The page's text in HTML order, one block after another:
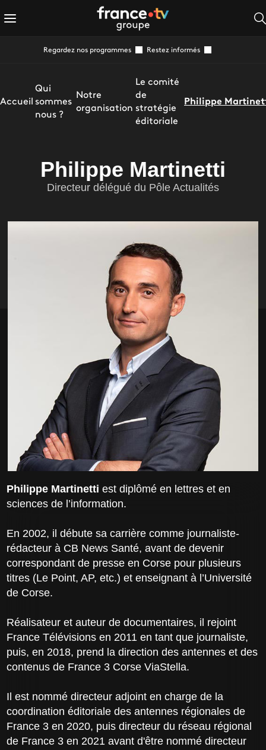
Regardez nos programmes Restez informés
Accueil
Qui
sommes
nous ?
Notre
organisation
Le comité
de
stratégie
éditoriale
Philippe
Philippe Martinetti
Directeur délégué du Pôle Actualités
Philippe Martinettiest diplômé en lettres et en
sciences de l’information.
En 2002, il débute sa carrière comme journaliste-
rédacteur à CB News Santé, avant de devenir
correspondant de presse en Corse pour plusieurs
titres (Le Point, AP, etc.) et enseignant à l’Université
de Corse.
Réalisateur et auteur de documentaires, il rejoint
France Télévisions en 2011 en tant que journaliste,
puis, en 2018, prend la direction des antennes et des
contenus de France 3 Corse ViaStella.
Il est nommé directeur adjoint en charge de la
coordination éditoriale des antennes régionales de
France 3 en 2020, puis directeur du réseau régional
de France 3 en 2021 avant d'être nommé directeur